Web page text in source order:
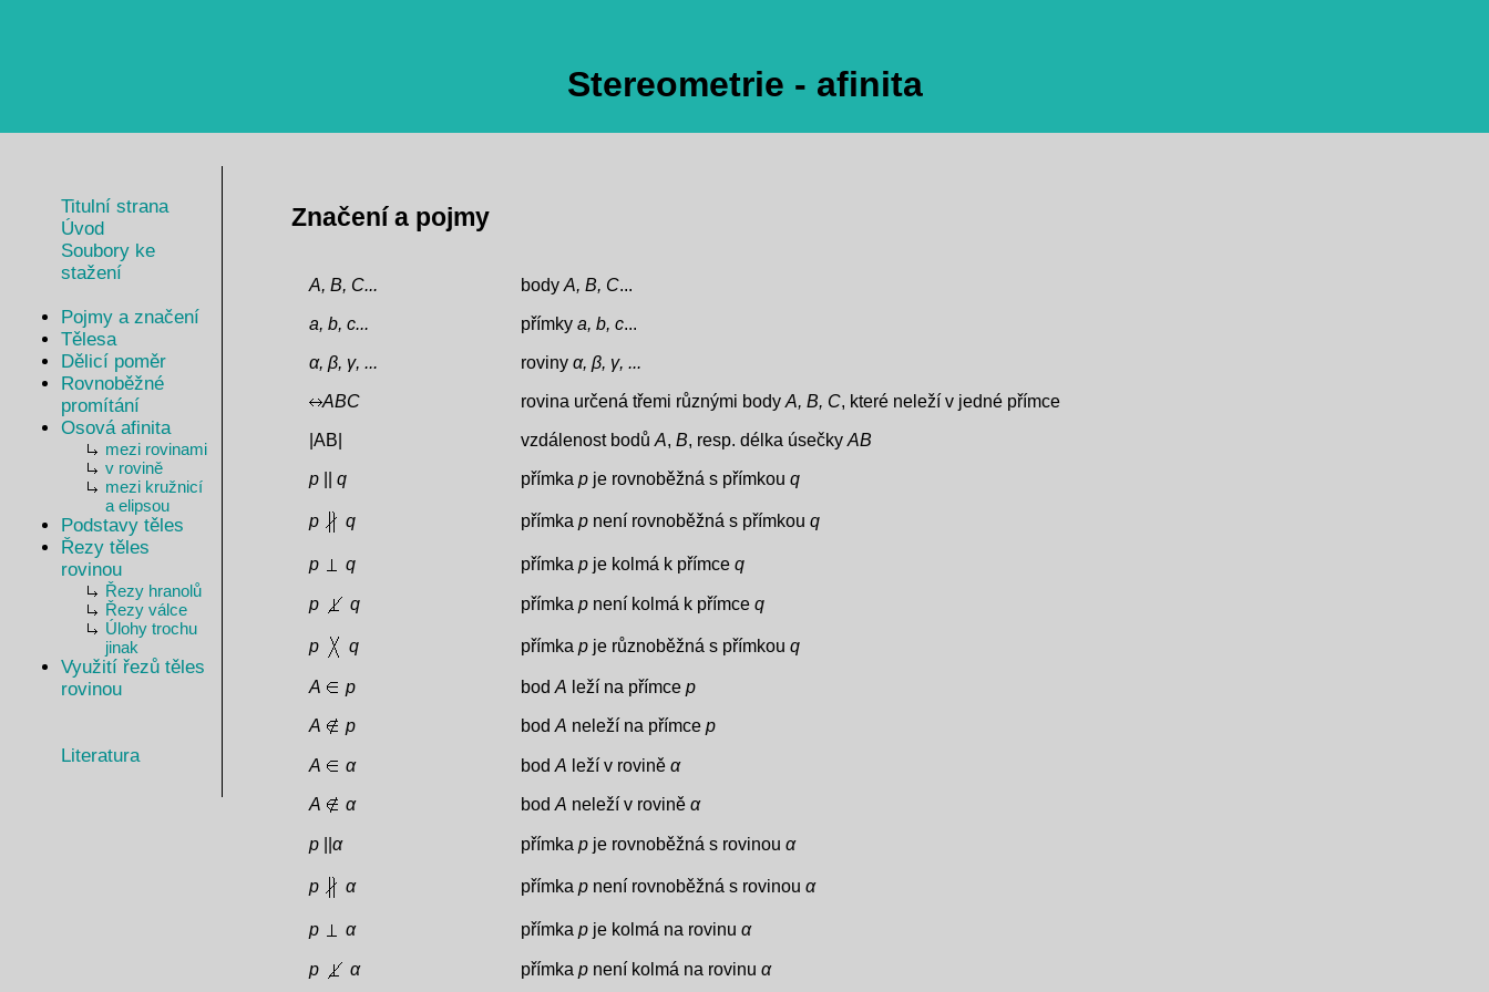
Stereometrie - afinita
Titulní strana
Úvod
Soubory ke
stažení
Pojmy a značení
Tělesa
Dělicí poměr
Rovnoběžné
promítání
Osová afinita
mezi rovinami
v rovině
mezi kružnicí
a elipsou
Podstavy těles
Řezy těles
rovinou
Řezy hranolů
Řezy válce
Úlohy trochu
jinak
Využití řezů těles
rovinou
Literatura
Značení a pojmy
A, B, C... body A, B, C...
a, b, c... přímky a, b, c...
α, β, γ, ... roviny α, β, γ, ...
ABC rovina určená třemi různými body A, B, C, které neleží v jedné přímce
|AB| vzdálenost bodů A, B, resp. délka úsečky AB
p q přímka p je rovnoběžná s přímkou q
p q přímka p není rovnoběžná s přímkou q
p q přímka p je kolmá k přímce q
p q přímka p není kolmá k přímce q
p q přímka p je různoběžná s přímkou q
A p bod A leží na přímce p
A p bod A neleží na přímce p
A α bod A leží v rovině α
A α bod A neleží v rovině α
p α přímka p je rovnoběžná s rovinou α
p α přímka p není rovnoběžná s rovinou α
p α přímka p je kolmá na rovinu α
p α přímka p není kolmá na rovinu α